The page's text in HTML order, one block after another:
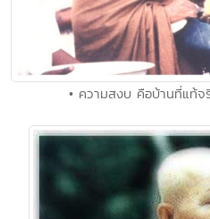
• ความสงบ คือบ้านที่แท้